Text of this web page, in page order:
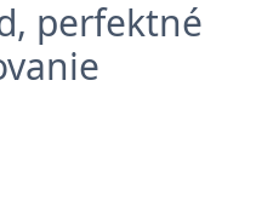
perfektné